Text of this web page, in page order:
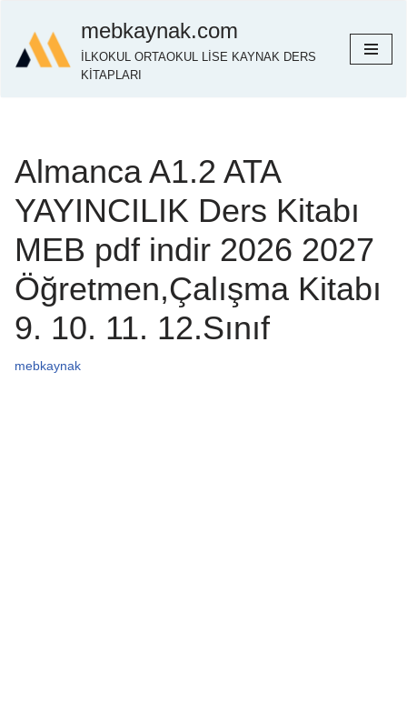
İçeriğe
geç
mebkaynak.com
İLKOKUL ORTAOKUL LİSE KAYNAK DERS
KİTAPLARI
Almanca A1.2 ATA
YAYINCILIK Ders Kitabı
MEB pdf indir 2026 2027
Öğretmen,Çalışma Kitabı
9. 10. 11. 12.Sınıf
mebkaynak